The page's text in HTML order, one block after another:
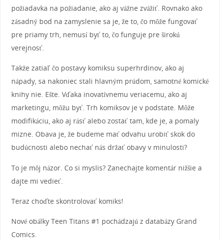
požiadavka na požiadanie, ako aj vážne zvážiť. Rovnako ako
zásadný bod na zamyslenie sa je, že to, čo môže fungovať
pre priamy trh, nemusí byť to, čo funguje pre širokú
verejnosť.
Takže zatiaľ čo postavy komiksu superhrdinov, ako aj
nápady, sa nakoniec stali hlavným prúdom, samotné komické
knihy nie. Ešte. Vďaka inovatívnemu veriacemu, ako aj
marketingu, môžu byť. Trh komiksov je v podstate. Môže
modifikáciu, ako aj rásť alebo zostať tam, kde je, a pomaly
mizne. Obava je, že budeme mať odvahu urobiť skok do
budúcnosti alebo nechať nás držať obavy v minulosti?
To je môj názor. Co si myslis? Zanechajte komentár nižšie a
dajte mi vedieť.
Teraz choďte skontrolovať komiks!
Nové obálky Teen Titans #1 pochádzajú z databázy Grand
Comics.